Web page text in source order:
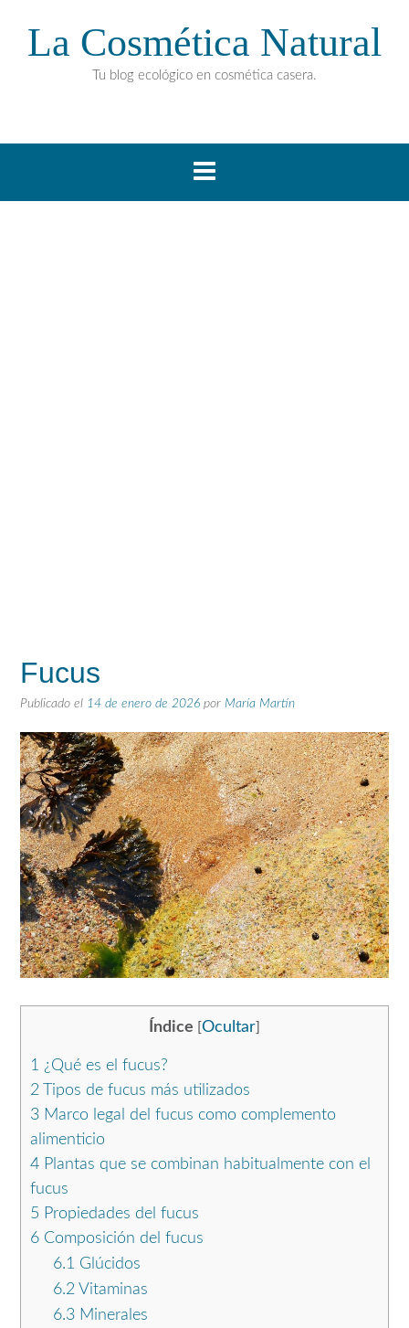
La Cosmética Natural
Tu blog ecológico en cosmética casera.
Fucus
Publicado el 14 de enero de 2026 por María Martín
Índice Ocultar
1 ¿Qué es el fucus?
2 Tipos de fucus más utilizados
3 Marco legal del fucus como complemento
alimenticio
4 Plantas que se combinan habitualmente con el
fucus
5 Propiedades del fucus
6 Composición del fucus
6.1 Glúcidos
6.2Vitaminas
6.3Minerales